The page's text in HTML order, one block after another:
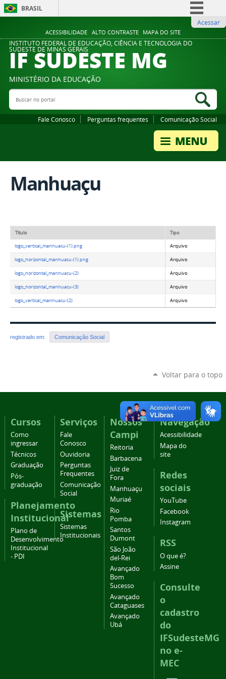
ACESSIBILIDADE ALTO CONTRASTE MAPA DO SITE
BRASIL
Comunica BR
Participe
Legislação
Acessar
INSTITUTO FEDERAL DE EDUCAÇÃO, CIÊNCIA E TECNOLOGIA DO
SUDESTE DE MINAS GERAIS
IF SUDESTE MG
MINISTÉRIO DA EDUCAÇÃO
Buscar no portal
Fale Conosco Perguntas frequentes Comunicação Social
Manhuaçu
Título Tipo
logo_vertical_manhuacu-(1).png Arquivo
logo_horizontal_manhuacu-(1).png Arquivo
logo_horizontal_manhuacu-(2) Arquivo
logo_horizontal_manhuacu-(3) Arquivo
logo_vertical_manhuacu-(2) Arquivo
registrado em: Comunicação Social
Voltar para o topo
Cursos
Como
ingressar
Técnicos
Graduação
Pós-
graduação
Planejamento
Institucional
Plano de
Desenvolvimento
Institucional
- PDI
Serviços
Fale
Conosco
Ouvidoria
Perguntas
Frequentes
Comunicação
Social
Sistemas
Sistemas
Institucionais
Nossos
Campi
Reitoria
Barbacena
Juiz de
Fora
Manhuaçu
Muriaé
Rio
Pomba
Santos
Dumont
São João
del-Rei
Avançado
Bom
Sucesso
Avançado
Cataguases
Avançado
Ubá
Navegação
Acessibilidade
Mapa do
site
Redes
sociais
YouTube
Facebook
Instagram
RSS
O que é?
Assine
Consulte
o
cadastro
do
IFSudesteMG
no e-
MEC